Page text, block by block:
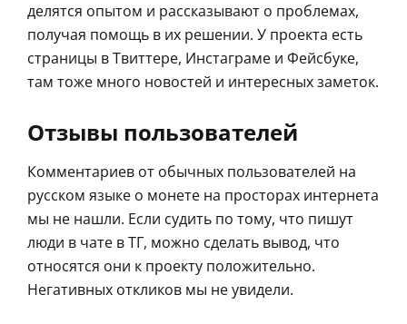
делятся опытом и рассказывают о проблемах,
получая помощь в их решении. У проекта есть
страницы в Твиттере, Инстаграме и Фейсбуке,
там тоже много новостей и интересных заметок.
Отзывы пользователей
Комментариев от обычных пользователей на
русском языке о монете на просторах интернета
мы не нашли. Если судить по тому, что пишут
люди в чате в ТГ, можно сделать вывод, что
относятся они к проекту положительно.
Негативных откликов мы не увидели.